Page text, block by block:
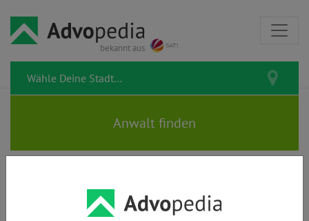
bekannt aus